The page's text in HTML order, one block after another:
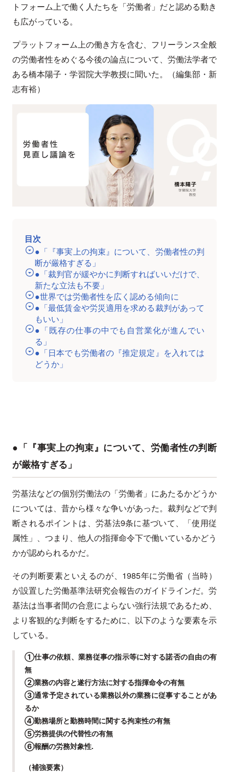
トフォーム上で働く人たちを「労働者」だと認める動き
も広がっている。
プラットフォーム上の働き方を含む、フリーランス全般
の労働者性をめぐる今後の論点について、労働法学者で
ある橋本陽子・学習院大学教授に聞いた。（編集部・新
志有裕）
目次
●「『事実上の拘束』について、労働者性の判
断が厳格すぎる」
●「裁判官が緩やかに判断すればいいだけで、
新たな立法も不要」
●世界では労働者性を広く認める傾向に
●「最低賃金や労災適用を求める裁判があって
もいい」
●「既存の仕事の中でも自営業化が進んでい
る」
●「日本でも労働者の『推定規定』を入れては
どうか」
●「『事実上の拘束』について、労働者性の判断
が厳格すぎる」
労基法などの個別労働法の「労働者」にあたるかどうか
については、昔から様々な争いがあった。裁判などで判
断されるポイントは、労基法9条に基づいて、「使用従
属性」、つまり、他人の指揮命令下で働いているかどう
かが認められるかだ。
その判断要素といえるのが、1985年に労働省（当時）
が設置した労働基準法研究会報告のガイドラインだ。労
基法は当事者間の合意によらない強行法規であるため、
より客観的な判断をするために、以下のような要素を示
している。
①仕事の依頼、業務従事の指示等に対する諾否の自由の有
無
②業務の内容と遂行方法に対する指揮命令の有無
③通常予定されている業務以外の業務に従事することがあ
るか
④勤務場所と勤務時間に関する拘束性の有無
⑤労務提供の代替性の有無
⑥報酬の労務対象性.
（補強要素）